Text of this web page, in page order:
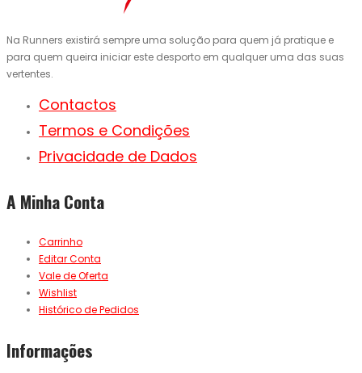
Na Runners existirá sempre uma solução para quem já pratique e
para quem queira iniciar este desporto em qualquer uma das suas
vertentes.
Contactos
Termos e Condições
Privacidade de Dados
A Minha Conta
Carrinho
Editar Conta
Vale de Oferta
Wishlist
Histórico de Pedidos
Informações